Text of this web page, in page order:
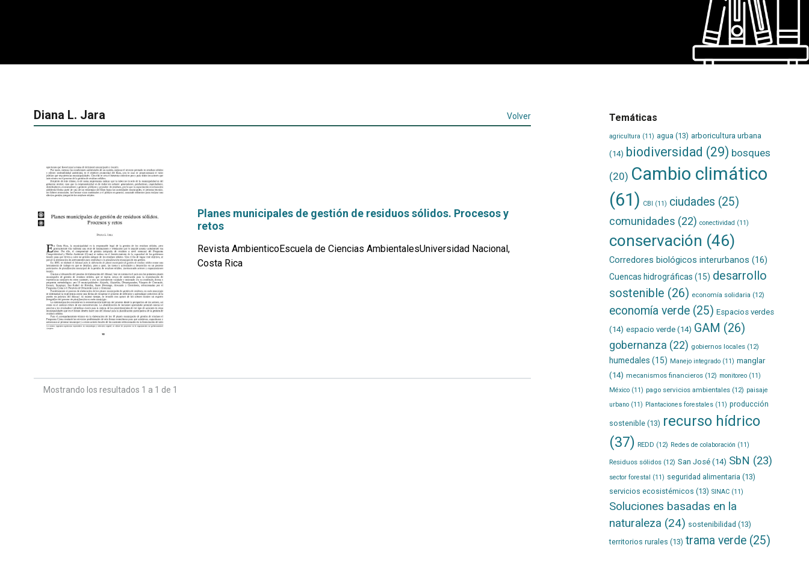
Diana L. Jara Volver
Planes municipales de gestión de residuos sólidos. Procesos y
retos
Revista AmbienticoEscuela de Ciencias AmbientalesUniversidad Nacional,
Costa Rica
Mostrando los resultados 1 a 1 de 1
Temáticas
agricultura (11) agua (13) arboricultura urbana
(14) biodiversidad (29) bosques
(20) Cambio climático
(61) CBI (11) ciudades (25)
comunidades (22) conectividad (11)
conservación (46)
Corredores biológicos interurbanos (16)
Cuencas hidrográficas (15) desarrollo
sostenible (26) economía solidaria (12)
economía verde(25) Espacios verdes
(14) espacio verde(14) GAM (26)
gobernanza (22) gobiernos locales(12)
humedales (15) Manejo integrado(11) manglar
(14) mecanismos financieros(12) monitoreo(11)
México(11) pago servicios ambientales(12) paisaje
urbano(11) Plantaciones forestales(11) producción
sostenible(13) recurso hídrico
(37) REDD (12) Redes de colaboración (11)
Residuos sólidos(12) San José(14) SbN (23)
sector forestal (11) seguridad alimentaria (13)
servicios ecosistémicos (13) SINAC(11)
Soluciones basadas en la
naturaleza (24) sostenibilidad (13)
territorios rurales (13) trama verde(25)